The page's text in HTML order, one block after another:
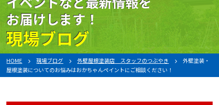
お届けします！
現場ブログ
HOME 現場ブログ 外壁屋根塗装店 スタッフのつぶやき
外壁塗装・
屋根塗装についてのお悩みはおかちゃんペイントにご相談ください！